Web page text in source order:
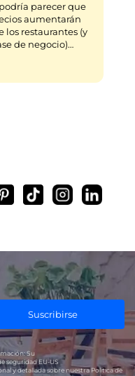
parecer que
aumentarán
los restaurantes (y
de negocio)…
Suscribirse
Su
seguridad EU-US
y detallada sobre nuestra Política de